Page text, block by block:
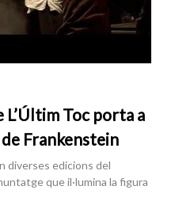
L’Últim Toc porta a
Frankenstein
diverses edicions del
que il·lumina la figura